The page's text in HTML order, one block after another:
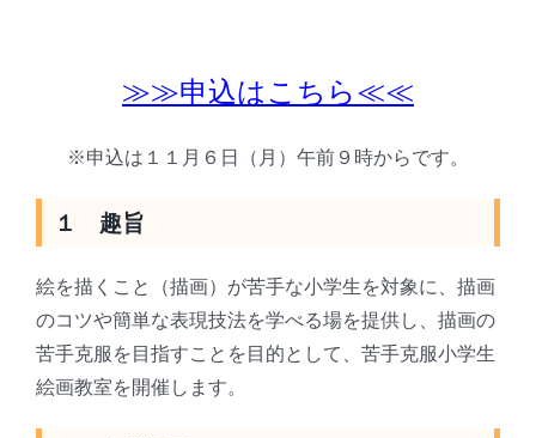
≫≫申込はこちら≪≪
※申込は１１月６日（月）午前９時からです。
１ 趣旨
絵を描くこと（描画）が苦手な小学生を対象に、描画
のコツや簡単な表現技法を学べる場を提供し、描画の
苦手克服を目指すことを目的として、苦手克服小学生
絵画教室を開催します。